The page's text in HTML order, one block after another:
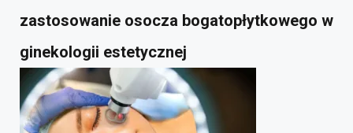
zastosowanie osocza bogatopłytkowego w
ginekologii estetycznej